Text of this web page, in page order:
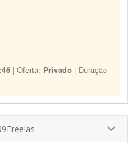
| Oferta: Privado | Duração